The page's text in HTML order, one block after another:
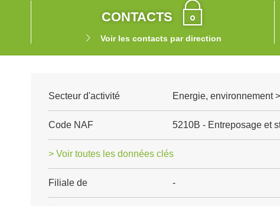
CONTACTS
Voir les contacts par direction
Secteur d'activité Energie, environnement
Code NAF 5210B - Entreposage et
> Voir toutes les données clés
Filiale de -